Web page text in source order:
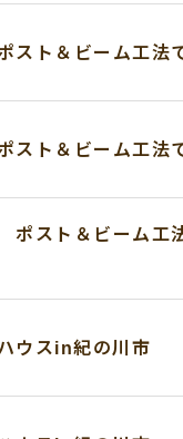
ト＆ビーム工法
ト＆ビーム工法
スト＆ビーム工
ウスin紀の川市